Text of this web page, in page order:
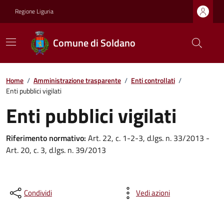
Regione Liguria
Comune di Soldano
Home / Amministrazione trasparente / Enti controllati /
Enti pubblici vigilati
Enti pubblici vigilati
Riferimento normativo: Art. 22, c. 1-2-3, d.lgs. n. 33/2013 -
Art. 20, c. 3, d.lgs. n. 39/2013
Condividi Vedi azioni